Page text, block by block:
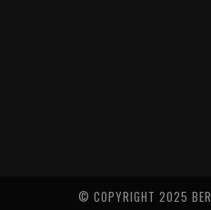
© COPYRIGHT 2025